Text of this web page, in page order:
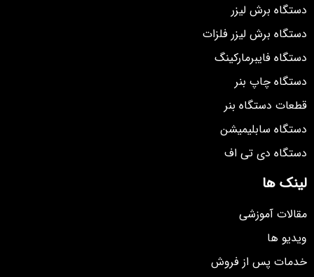
دستگاه برش لیزر
دستگاه برش لیزر فلزات
دستگاه فایبرمارکینگ
دستگاه چاپ بنر
قطعات دستگاه بنر
دستگاه سابلیمیشن
دستگاه دی تی اف
لینک ها
مقالات آموزشی
ویدیو ها
خدمات پس از فروش